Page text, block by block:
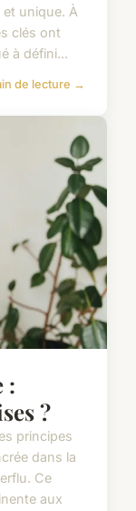
unique. À
clés ont
à défini...
de lecture →
:
?
principes
dans la
Ce
aux